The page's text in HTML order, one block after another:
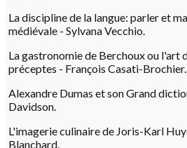
La discipline de la langue: parler et
médiévale - Sylvana Vecchio.
La gastronomie de Berchoux ou l'art
préceptes - François Casati-Brochier.
Alexandre Dumas et son Grand
Davidson.
L'imagerie culinaire de Joris-Karl
Blanchard.